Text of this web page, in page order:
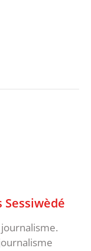
Sessiwèdé
journalisme.